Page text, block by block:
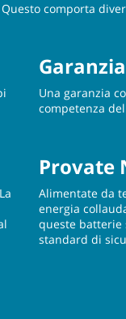
comporta
Una garanzia
competenza
Provate
Alimentate da
energia
queste batterie
standard di